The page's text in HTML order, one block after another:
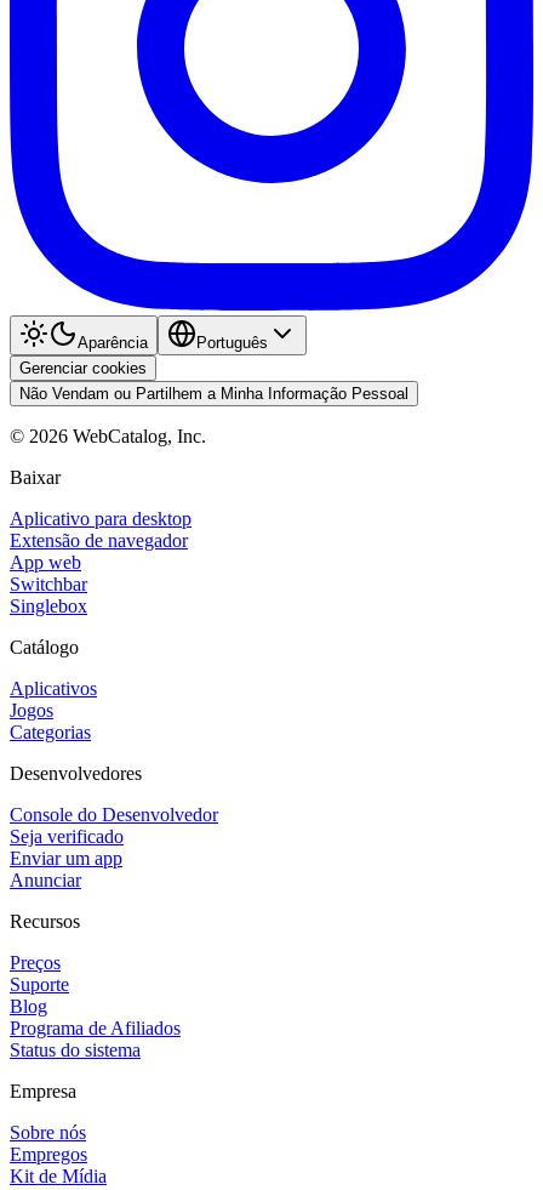
Aparência
Português
Gerenciar cookies
Não Vendam ou Partilhem a Minha Informação Pessoal
© 2026 WebCatalog, Inc.
Baixar
Aplicativo para desktop
Extensão de navegador
App web
Switchbar
Singlebox
Catálogo
Aplicativos
Jogos
Categorias
Desenvolvedores
Console do Desenvolvedor
Seja verificado
Enviar um app
Anunciar
Recursos
Preços
Suporte
Blog
Programa de Afiliados
Status do sistema
Empresa
Sobre nós
Empregos
Kit de Mídia